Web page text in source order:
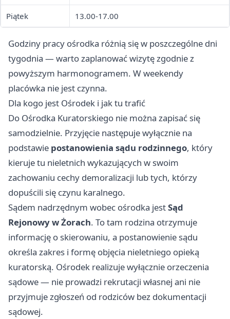
Piątek 13.00-17.00
Godziny pracy ośrodka różnią się w poszczególne dni
tygodnia — warto zaplanować wizytę zgodnie z
powyższym harmonogramem. W weekendy
placówka nie jest czynna.
Dla kogo jest Ośrodek i jak tu trafić
Do Ośrodka Kuratorskiego nie można zapisać się
samodzielnie. Przyjęcie następuje wyłącznie na
podstawie postanowienia sądu rodzinnego, który
kieruje tu nieletnich wykazujących w swoim
zachowaniu cechy demoralizacji lub tych, którzy
dopuścili się czynu karalnego.
Sądem nadrzędnym wobec ośrodka jestSąd
Rejonowy w Żorach. To tam rodzina otrzymuje
informację o skierowaniu, a postanowienie sądu
określa zakres i formę objęcia nieletniego opieką
kuratorską. Ośrodek realizuje wyłącznie orzeczenia
sądowe — nie prowadzi rekrutacji własnej ani nie
przyjmuje zgłoszeń od rodziców bez dokumentacji
sądowej.